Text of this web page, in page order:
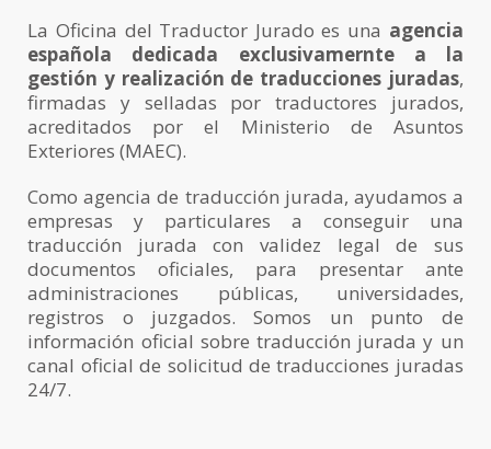
La Oficina del Traductor Jurado es una agencia
española dedicada exclusivamernte a la
gestión y realización de traducciones juradas,
firmadas y selladas por traductores jurados,
acreditados por el Ministerio de Asuntos
Exteriores (MAEC).
Como agencia de traducción jurada, ayudamos a
empresas y particulares a conseguir una
traducción jurada con validez legal de sus
documentos oficiales, para presentar ante
administraciones públicas, universidades,
registros o juzgados. Somos un punto de
información oficial sobre traducción jurada y un
canal oficial de solicitud de traducciones juradas
24/7.